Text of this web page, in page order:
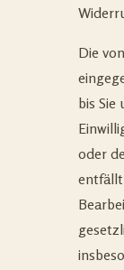
Die
bis
oder
entfällt